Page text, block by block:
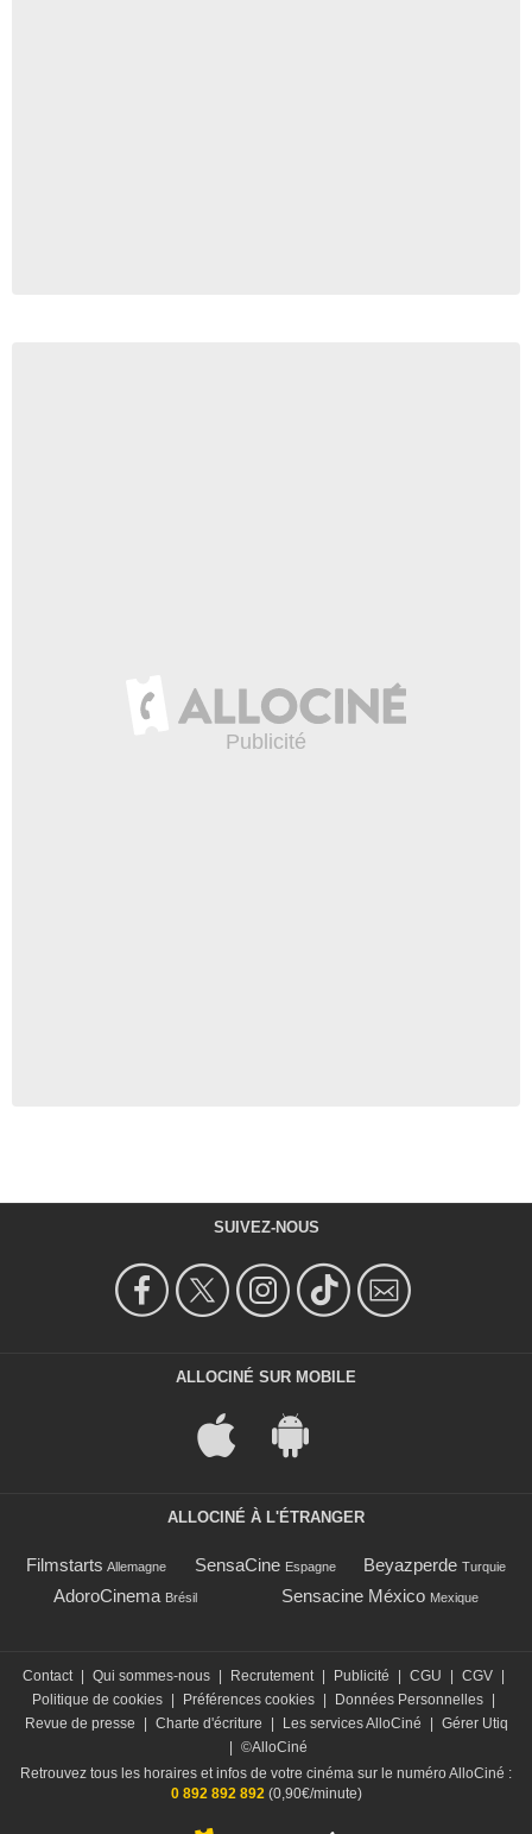
SUIVEZ-NOUS
ALLOCINÉ SUR MOBILE
ALLOCINÉ À L'ÉTRANGER
Filmstarts Allemagne SensaCine Espagne Beyazperde Turquie
AdoroCinema Brésil Sensacine México Mexique
Contact Qui sommes-nous Recrutement Publicité CGU CGV
Politique de cookies
Préférences cookies Données Personnelles
Revue de presse
Charte d'écriture Les services AlloCiné
Gérer Utiq
©AlloCiné
Retrouvez tous les horaires et infos de votre cinéma sur le numéro AlloCiné :
0 892 892 892(0,90€/minute)